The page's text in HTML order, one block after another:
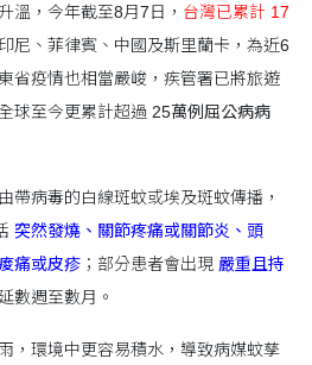
溫，今年截至8月7日， 台灣已累計 17
尼、菲律賓、中國及斯里蘭卡，為近6
省疫情也相當嚴峻，疾管署已將旅遊
球至今更累計超過 25萬例屈公病病
帶病毒的白線斑蚊或埃及斑蚊傳播，
突然發燒、關節疼痛或關節炎、頭
痛或皮疹 ；部分患者會出現 嚴重且持
數週至數月。
，環境中更容易積水，導致病媒蚊孳